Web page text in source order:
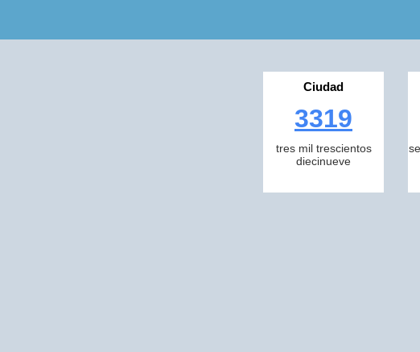
Ciudad
3319
tres mil trescientos
diecinueve